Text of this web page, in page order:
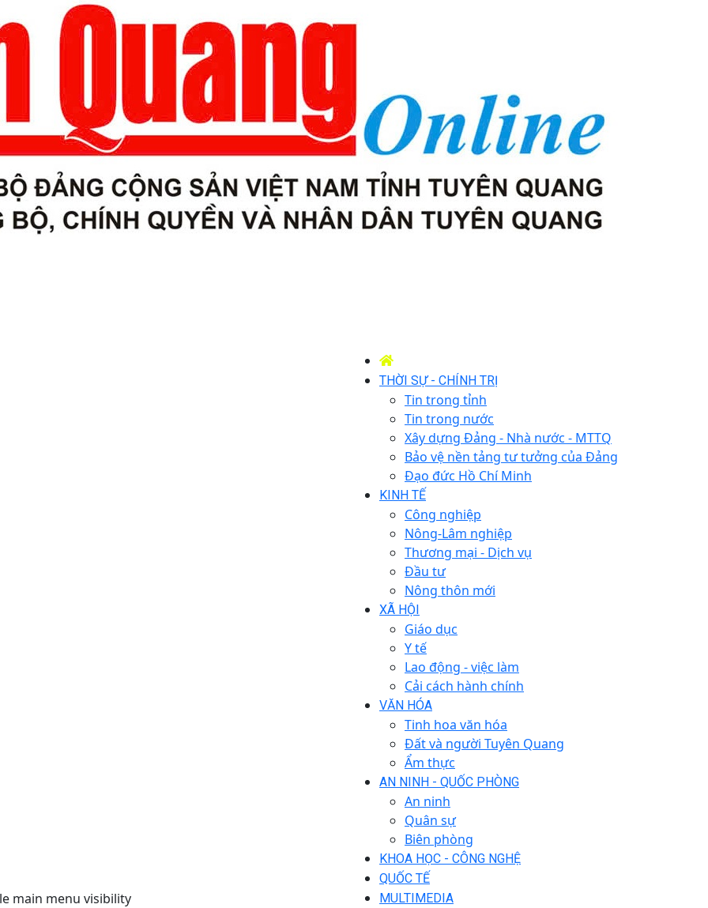
main menu visibility
THỜI SỰ - CHÍNH TRỊ
Tin trong tỉnh
Tin trong nước
Xây dựng Đảng - Nhà nước - MTTQ
Bảo vệ nền tảng tư tưởng của Đảng
Đạo đức Hồ Chí Minh
KINH TẾ
Công nghiệp
Nông-Lâm nghiệp
Thương mại - Dịch vụ
Đầu tư
Nông thôn mới
XÃ HỘI
Giáo dục
Y tế
Lao động - việc làm
Cải cách hành chính
VĂN HÓA
Tinh hoa văn hóa
Đất và người Tuyên Quang
Ẩm thực
AN NINH - QUỐC PHÒNG
An ninh
Quân sự
Biên phòng
KHOA HỌC - CÔNG NGHỆ
QUỐC TẾ
MULTIMEDIA